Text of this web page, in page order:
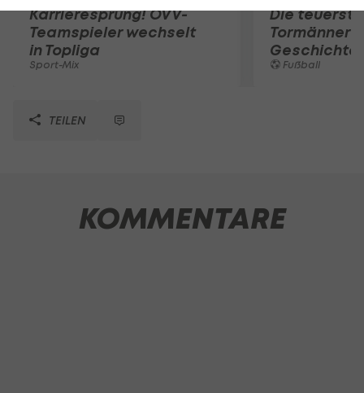
Karrieresprung! ÖVV-
Teamspieler wechselt
in Topliga
Sport-Mix
Die
Tormänner
Geschichte
Fußball
TEILEN
KOMMENTARE